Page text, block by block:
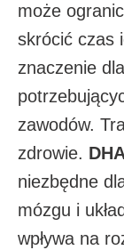
może
skrócić czas
znaczenie
zawodów.
zdrowie.
niezbędne
mózgu i
wpływa na